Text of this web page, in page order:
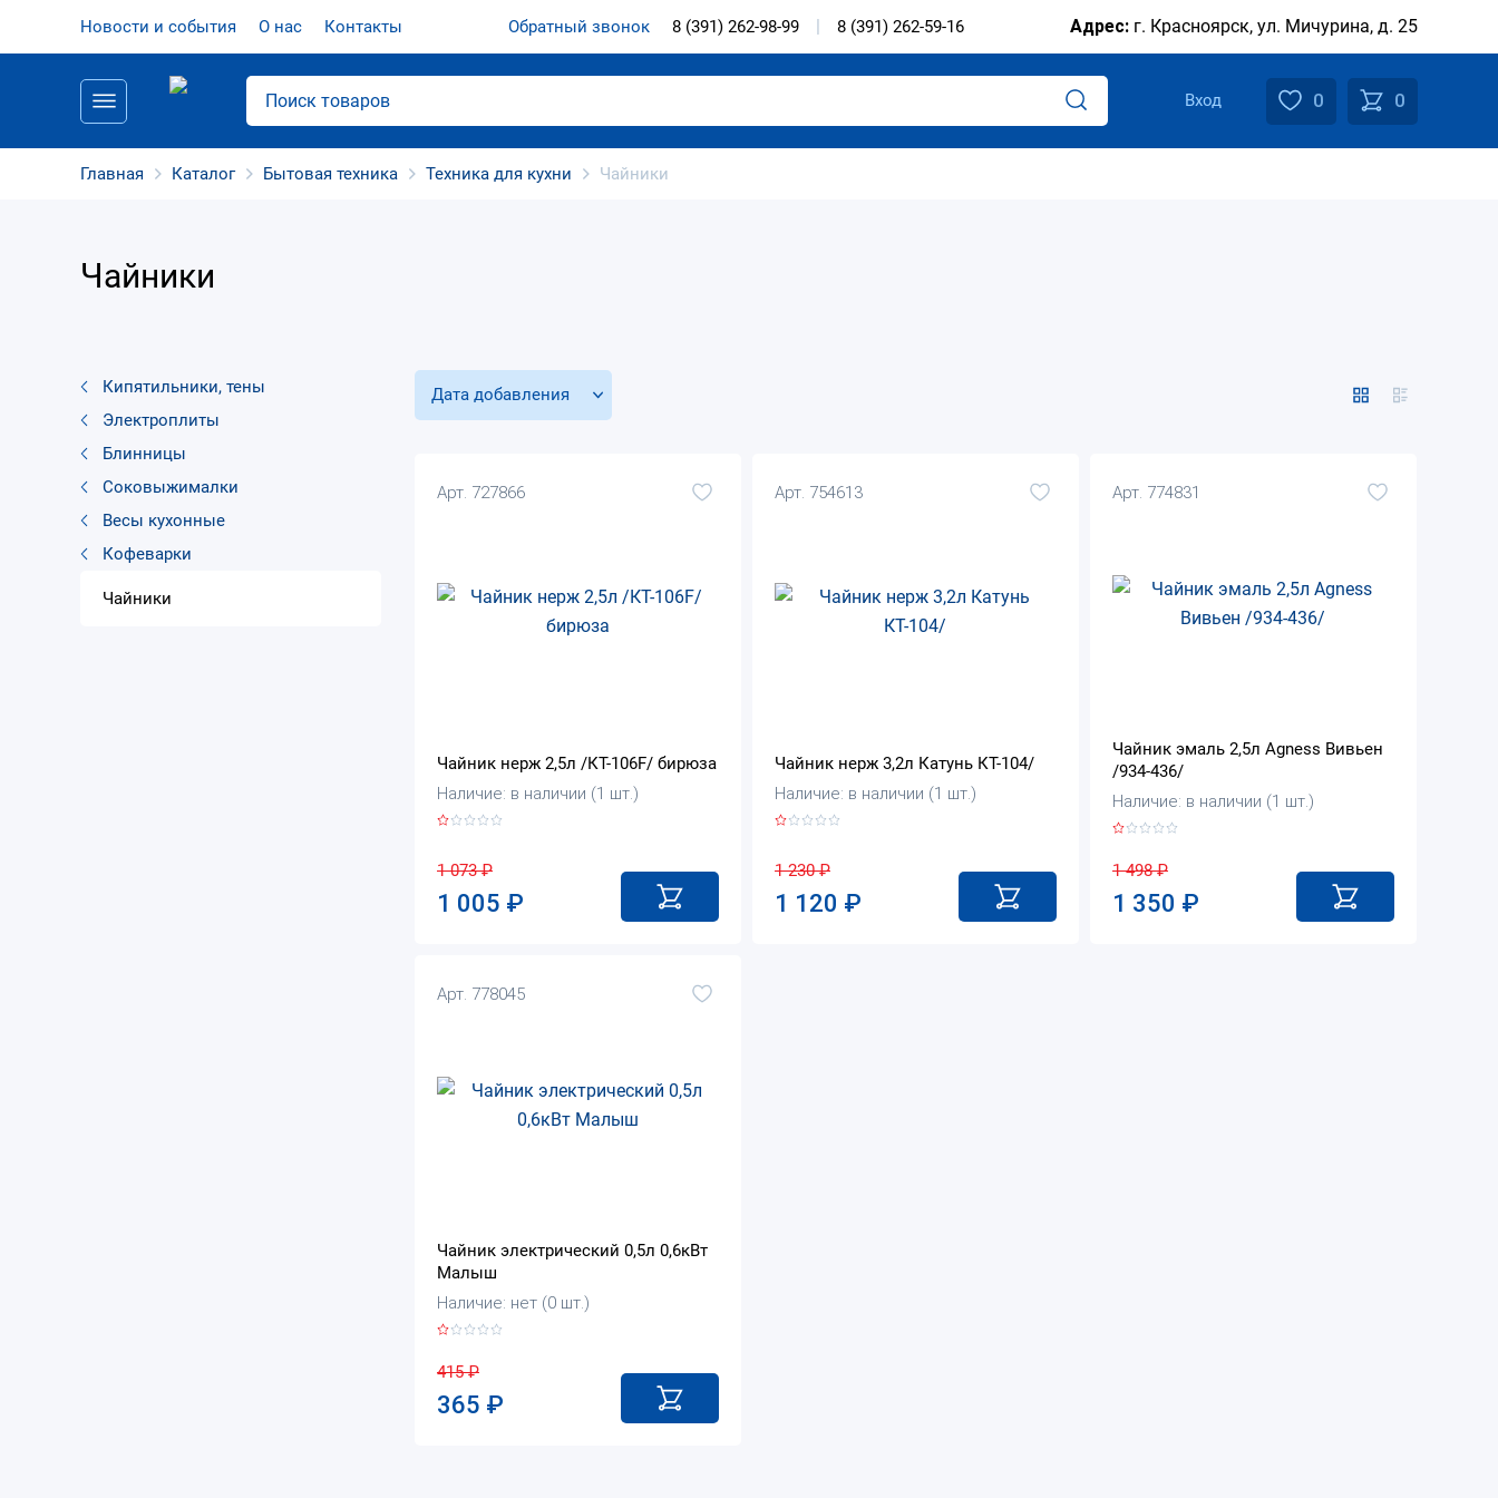
Новости и события О нас Контакты Обратный звонок 8 (391) 262-98-99 8 (391) 262-59-16 Адрес: г. Красноярск, ул. Мичурина, д. 25
Вход 0 0
Главная Каталог Бытовая техника Техника для кухни Чайники
Чайники
Кипятильники, тены
Электроплиты
Блинницы
Соковыжималки
Весы кухонные
Кофеварки
Чайники
Дата добавления
Арт. 727866
Чайник нерж 2,5л /КТ-106F/ бирюза
Наличие: в наличии (1 шт.)
1 073₽
1 005 ₽
Арт. 754613
Чайник нерж 3,2л Катунь КТ-104/
Наличие: в наличии (1 шт.)
1 230₽
1 120 ₽
Арт. 774831
Чайник эмаль 2,5л Agness Вивьен
/934-436/
Наличие: в наличии (1 шт.)
1 498₽
1 350 ₽
Арт. 778045
Чайник электрический 0,5л 0,6кВт
Малыш
Наличие: нет (0 шт.)
415₽
365 ₽